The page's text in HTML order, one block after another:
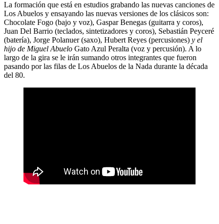
La formación que está en estudios grabando las nuevas canciones de
Los Abuelos y ensayando las nuevas versiones de los clásicos son:
Chocolate Fogo (bajo y voz), Gaspar Benegas (guitarra y coros),
Juan Del Barrio (teclados, sintetizadores y coros), Sebastián Peyceré
(batería), Jorge Polanuer(saxo), Hubert Reyes (percusiones) y el
hijo de Miguel Abuelo Gato Azul Peralta (voz y percusión). A lo
largo de la gira se le irán sumando otros integrantes que fueron
pasando por las filas de Los Abuelos de la Nada durante la década
del 80.